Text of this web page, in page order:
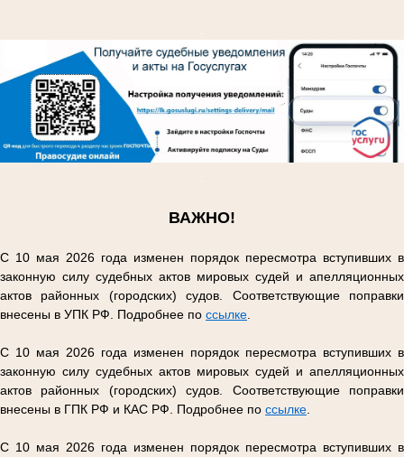
ВАЖНО!
С 10 мая 2026 года изменен порядок пересмотра вступивших в
законную силу судебных актов мировых судей и апелляционных
актов районных (городских) судов. Соответствующие поправки
внесены в УПК РФ. Подробнее по ссылке
С 10 мая 2026 года изменен порядок пересмотра вступивших в
законную силу судебных актов мировых судей и апелляционных
актов районных (городских) судов. Соответствующие поправки
внесены в ГПК РФ и КАС РФ. Подробнее по ссылке
С 10 мая 2026 года изменен порядок пересмотра вступивших в